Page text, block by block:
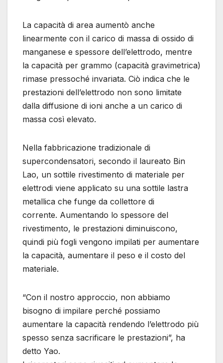
La capacità di area aumentò anche
linearmente con il carico di massa di ossido di
manganese e spessore dell’elettrodo, mentre
la capacità per grammo (capacità gravimetrica)
rimase pressoché invariata. Ciò indica che le
prestazioni dell’elettrodo non sono limitate
dalla diffusione di ioni anche a un carico di
massa così elevato.
Nella fabbricazione tradizionale di
supercondensatori, secondo il laureato Bin
Lao, un sottile rivestimento di materiale per
elettrodi viene applicato su una sottile lastra
metallica che funge da collettore di
corrente. Aumentando lo spessore del
rivestimento, le prestazioni diminuiscono,
quindi più fogli vengono impilati per aumentare
la capacità, aumentare il peso e il costo del
materiale.
“Con il nostro approccio, non abbiamo
bisogno di impilare perché possiamo
aumentare la capacità rendendo l’elettrodo più
spesso senza sacrificare le prestazioni”, ha
detto Yao.